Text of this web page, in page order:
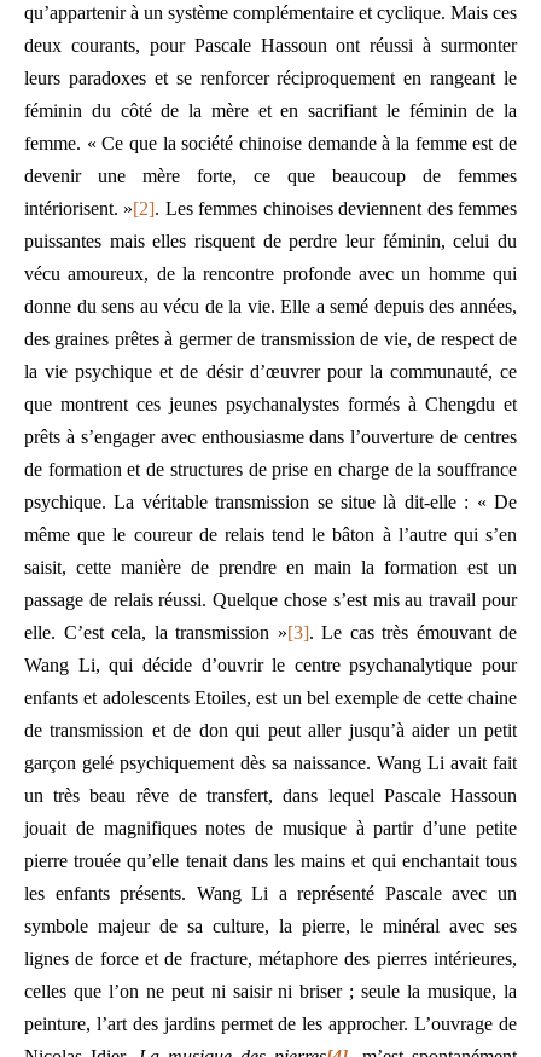
qu’appartenir à un système complémentaire et cyclique. Mais ces
deux courants, pour Pascale Hassoun ont réussi à surmonter
leurs paradoxes et se renforcer réciproquement en rangeant le
féminin du côté de la mère et en sacrifiant le féminin de la
femme. « Ce que la société chinoise demande à la femme est de
devenir une mère forte, ce que beaucoup de femmes
intériorisent. »[2]. Les femmes chinoises deviennent des femmes
puissantes mais elles risquent de perdre leur féminin, celui du
vécu amoureux, de la rencontre profonde avec un homme qui
donne du sens au vécu de la vie. Elle a semé depuis des années,
des graines prêtes à germer de transmission de vie, de respect de
la vie psychique et de désir d’œuvrer pour la communauté, ce
que montrent ces jeunes psychanalystes formés à Chengdu et
prêts à s’engager avec enthousiasme dans l’ouverture de centres
de formation et de structures de prise en charge de la souffrance
psychique. La véritable transmission se situe là dit-elle : « De
même que le coureur de relais tend le bâton à l’autre qui s’en
saisit, cette manière de prendre en main la formation est un
passage de relais réussi. Quelque chose s’est mis au travail pour
elle. C’est cela, la transmission »[3]. Le cas très émouvant de
Wang Li, qui décide d’ouvrir le centre psychanalytique pour
enfants et adolescents Etoiles, est un bel exemple de cette chaine
de transmission et de don qui peut aller jusqu’à aider un petit
garçon gelé psychiquement dès sa naissance. Wang Li avait fait
un très beau rêve de transfert, dans lequel Pascale Hassoun
jouait de magnifiques notes de musique à partir d’une petite
pierre trouée qu’elle tenait dans les mains et qui enchantait tous
les enfants présents. Wang Li a représenté Pascale avec un
symbole majeur de sa culture, la pierre, le minéral avec ses
lignes de force et de fracture, métaphore des pierres intérieures,
celles que l’on ne peut ni saisir ni briser ; seule la musique, la
peinture, l’art des jardins permet de les approcher. L’ouvrage de